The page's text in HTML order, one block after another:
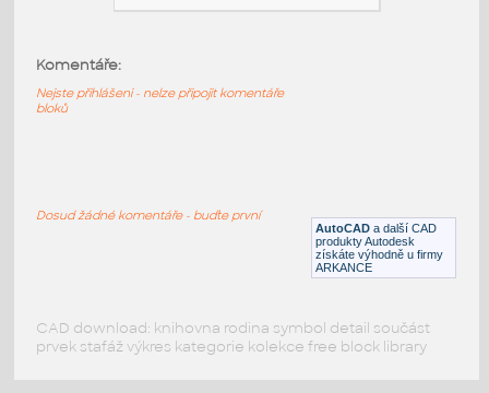
10001142342301:
(574×25×224)
DWG Vytápění
AutoCAD a další CAD
produkty Autodesk
získáte výhodně u firmy
ARKANCE
Komentáře:
Nejste přihlášeni - nelze připojit komentáře
bloků
Dosud žádné komentáře - buďte první
CAD download: knihovna rodina symbol detail součást
prvek stafáž výkres kategorie kolekce free block library